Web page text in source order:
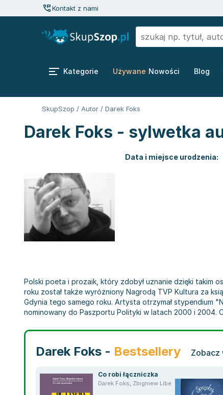
Kontakt z nami
Kategorie Używane Nowości Blog
SkupSzop / Autor / Darek Foks
Darek Foks - sylwetka
Data i miejsce urodzenia:
Polski poeta i prozaik, który zdobył uznanie dzięki takim
roku został także wyróżniony Nagrodą TVP Kultura za
Gdynia tego samego roku. Artysta otrzymał stypendium
nominowany do Paszportu Polityki w latach 2000 i 2004.
Darek Foks - Bestsellery Zobacz
Co robi łączniczka
Darek Foks, Zbigniew Libera